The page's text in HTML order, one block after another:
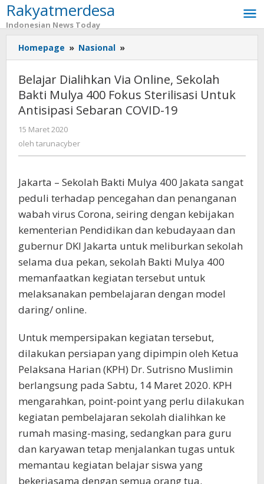
Lewati
ke
konten
Rakyatmerdesa
Indonesian News Today
Homepage » Nasional »
Dialihkan
Online,
Sekolah
Bakti
Sterilisasi
Antisipasi
Sebaran
COVID-
19
Belajar Dialihkan Via Online, Sekolah
Bakti Mulya 400 Fokus Sterilisasi Untuk
Antisipasi Sebaran COVID-19
15 Maret 2020
tarunacyber
oleh tarunacyber
Jakarta – Sekolah Bakti Mulya 400 Jakata sangat
peduli terhadap pencegahan dan penanganan
wabah virus Corona, seiring dengan kebijakan
kementerian Pendidikan dan kebudayaan dan
gubernur DKI Jakarta untuk meliburkan sekolah
selama dua pekan, sekolah Bakti Mulya 400
memanfaatkan kegiatan tersebut untuk
melaksanakan pembelajaran dengan model
daring/ online.
Untuk mempersipakan kegiatan tersebut,
dilakukan persiapan yang dipimpin oleh Ketua
Pelaksana Harian (KPH) Dr. Sutrisno Muslimin
berlangsung pada Sabtu, 14 Maret 2020. KPH
mengarahkan, point-point yang perlu dilakukan
kegiatan pembelajaran sekolah dialihkan ke
rumah masing-masing, sedangkan para guru
dan karyawan tetap menjalankan tugas untuk
memantau kegiatan belajar siswa yang
bekerjasama dengan semua orang tua.